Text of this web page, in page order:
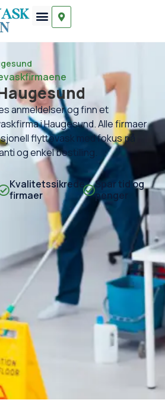
anmeldelser og finn et
i Haugesund. Alle firmaer
flyttevask med fokus på
og enkel bestilling.
Kvalitetssikrede
firmaer
Spar tid og
penger